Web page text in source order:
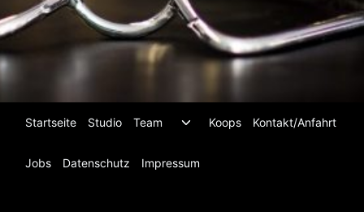
Startseite Studio Team
Untermenü
umschalten
Koops Kontakt/Anfahrt
Jobs Datenschutz Impressum